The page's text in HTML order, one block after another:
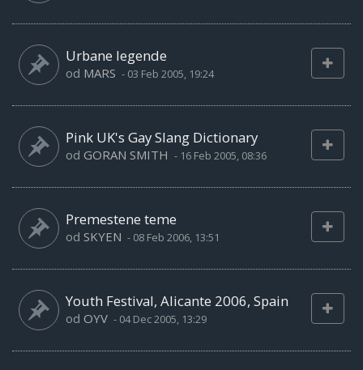
Urbane legende
od MARS - 03 Feb 2005, 19:24
Pink UK's Gay Slang Dictionary
od GORAN SMITH - 16 Feb 2005, 08:36
Premestene teme
od SKYEN - 08 Feb 2006, 13:51
Youth Festival, Alicante 2006, Spain
od OYV - 04 Dec 2005, 13:29